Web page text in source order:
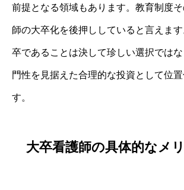
前提となる領域もあります。教育制度
師の大卒化を後押ししていると言えま
卒であることは決して珍しい選択では
門性を見据えた合理的な投資として位
す。
大卒看護師の具体的なメ